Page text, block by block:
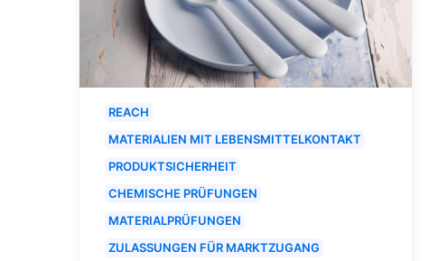
REACH
MATERIALIEN MIT LEBENSMITTELKONTAKT
PRODUKTSICHERHEIT
CHEMISCHE PRÜFUNGEN
MATERIALPRÜFUNGEN
ZULASSUNGEN FÜR MARKTZUGANG